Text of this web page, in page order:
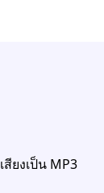
เสียงเป็น MP3